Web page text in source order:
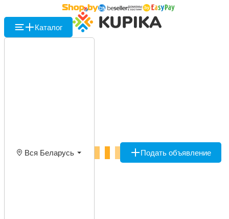
Каталог
Вся Беларусь Подать объявление